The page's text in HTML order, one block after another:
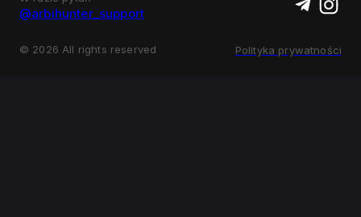
@arbihunter_support
© 2026 All rights reserved Polityka prywatności